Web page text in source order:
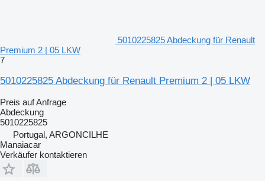
5010225825 Abdeckung für Renault
Premium 2 | 05 LKW
7
5010225825 Abdeckung für Renault Premium 2 | 05 LKW
Preis auf Anfrage
Abdeckung
5010225825
Portugal, ARGONCILHE
Manaiacar
Verkäufer kontaktieren